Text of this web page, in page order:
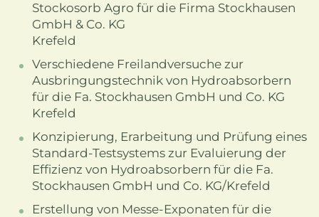
Stockosorb Agro für die Firma Stockhausen
GmbH & Co. KG
Krefeld
Verschiedene Freilandversuche zur
Ausbringungstechnik von Hydroabsorbern
für die Fa. Stockhausen GmbH und Co. KG
Krefeld
Konzipierung, Erarbeitung und Prüfung eines
Standard-Testsystems zur Evaluierung der
Effizienz von Hydroabsorbern für die Fa.
Stockhausen GmbH und Co. KG/Krefeld
Erstellung von Messe-Exponaten für die